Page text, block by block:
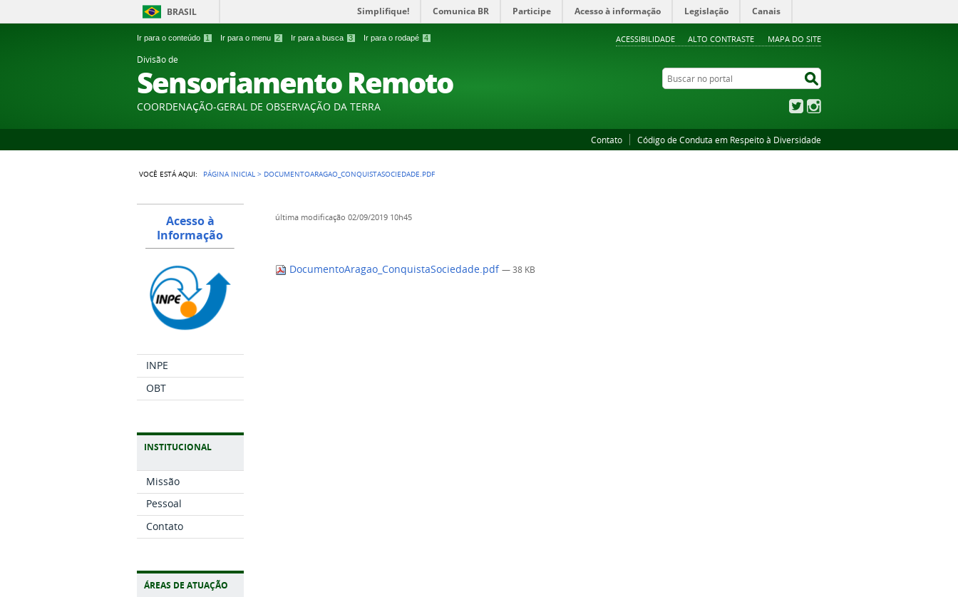
Ir para o conteúdo 1 Ir para o menu 2 Ir para a busca 3 Ir para o rodapé 4 ACESSIBILIDADE ALTO CONTRASTE MAPA DO SITE
BRASIL Simplifique! Comunica BR Participe Acesso à informação Legislação Canais
Divisão de
Sensoriamento Remoto
COORDENAÇÃO-GERAL DE OBSERVAÇÃO DA TERRA
Buscar no portal
Twitter
Contato Código de Conduta em Respeito à Diversidade
VOCÊ ESTÁ AQUI: PÁGINA INICIAL > DOCUMENTOARAGAO_CONQUISTASOCIEDADE.PDF
Acesso à
Informação
INPE
OBT
INSTITUCIONAL
Missão
Pessoal
Contato
ÁREAS DE ATUAÇÃO
última modificação 02/09/2019 10h45
DocumentoAragao_ConquistaSociedade.pdf— 38 KB